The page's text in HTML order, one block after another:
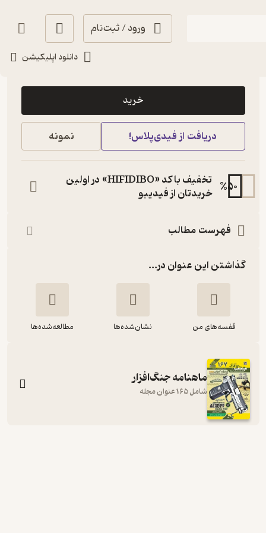
ورود / ثبت‌نام
دانلود اپلیکیشن
1,300
خرید
دریافت از فیدی‌پلاس! نمونه
%50
تخفیف با کد «HIFIDIBO» در اولین
خریدتان از فیدیبو
فهرست مطالب
گذاشتن این عنوان در...
قفسه‌های من نشان‌شده‌ها مطالعه‌شده‌ها
ماهنامه جنگ‌افزار
شامل 165 عنوان مجله